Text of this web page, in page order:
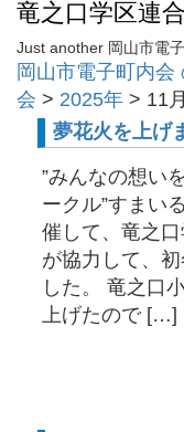
竜之口学区連
Just another 岡山市電
岡山市電子町内会
会 > 2025年 > 11月
夢花火を上げ
”みんなの想い
ークル”すまい
催して、竜之
が協力して、
した。 竜之口
上げたので […]